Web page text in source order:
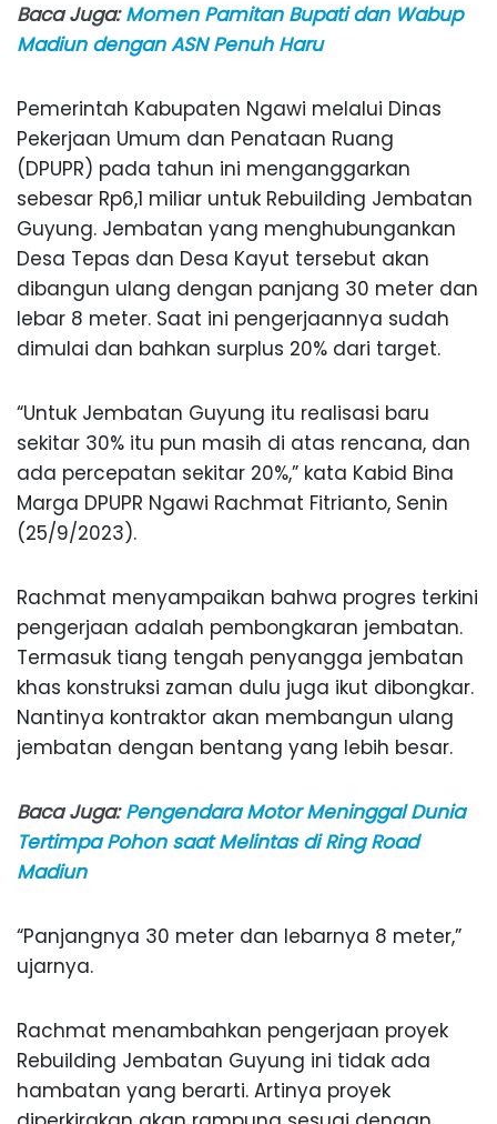
Baca Juga:Momen Pamitan Bupati dan Wabup
Madiun dengan ASN Penuh Haru
Pemerintah Kabupaten Ngawi melalui Dinas
Pekerjaan Umum dan Penataan Ruang
(DPUPR) pada tahun ini menganggarkan
sebesar Rp6,1 miliar untuk Rebuilding Jembatan
Guyung. Jembatan yang menghubungankan
Desa Tepas dan Desa Kayut tersebut akan
dibangun ulang dengan panjang 30 meter dan
lebar 8 meter. Saat ini pengerjaannya sudah
dimulai dan bahkan surplus 20% dari target.
“Untuk Jembatan Guyung itu realisasi baru
sekitar 30% itu pun masih di atas rencana, dan
ada percepatan sekitar 20%,” kata Kabid Bina
Marga DPUPR Ngawi Rachmat Fitrianto, Senin
(25/9/2023).
Rachmat menyampaikan bahwa progres terkini
pengerjaan adalah pembongkaran jembatan.
Termasuk tiang tengah penyangga jembatan
khas konstruksi zaman dulu juga ikut dibongkar.
Nantinya kontraktor akan membangun ulang
jembatan dengan bentang yang lebih besar.
Baca Juga:Pengendara Motor Meninggal Dunia
Tertimpa Pohon saat Melintas di Ring Road
Madiun
“Panjangnya 30 meter dan lebarnya 8 meter,”
ujarnya.
Rachmat menambahkan pengerjaan proyek
Rebuilding Jembatan Guyung ini tidak ada
hambatan yang berarti. Artinya proyek